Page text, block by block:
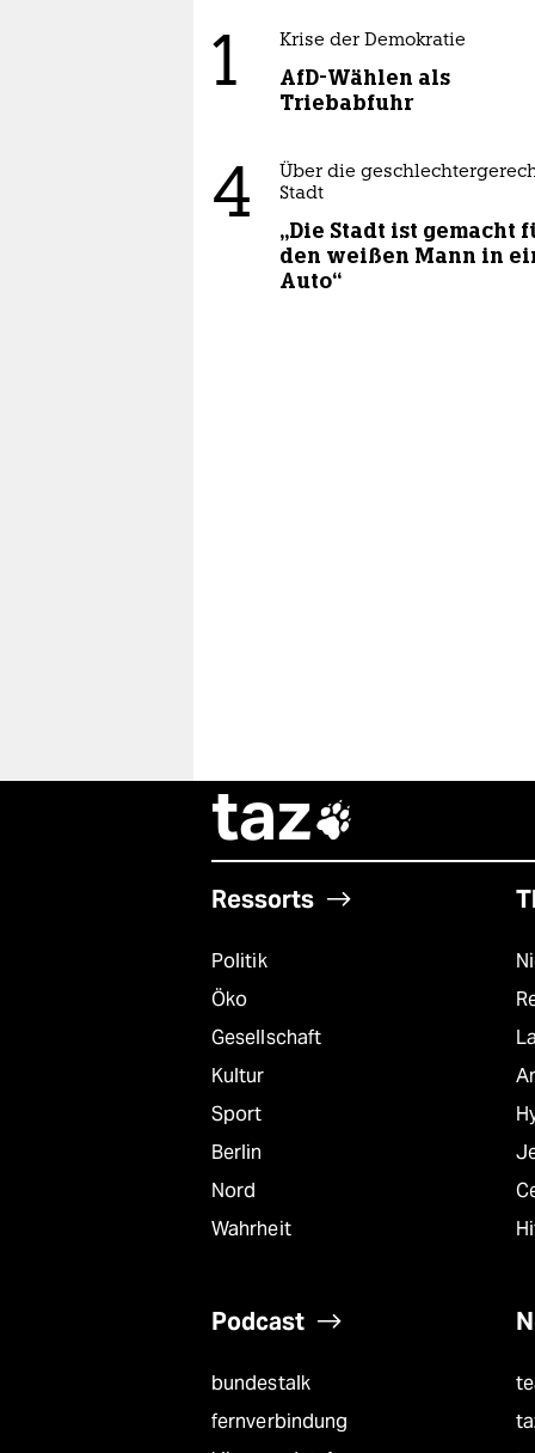
1 Krise der Demokratie
AfD-Wählen als
Triebabfuhr
4
Über die
Stadt
„Die Stadt ist gemacht
den weißen Mann in
Auto“
taz
Ressorts
Politik
Öko
Gesellschaft
Kultur
Sport
Berlin
Nord
Wahrheit
Podcast
bundestalk
fernverbindung